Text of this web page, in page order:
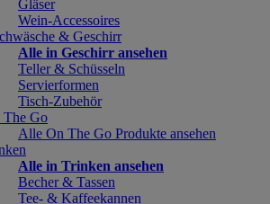
Gläser
Wein-Accessoires
& Geschirr
Alle in Geschirr ansehen
Teller & Schüsseln
Servierformen
Tisch-Zubehör
The Go
Alle On The Go Produkte ansehen
Alle in Trinken ansehen
Becher & Tassen
Tee- & Kaffeekannen